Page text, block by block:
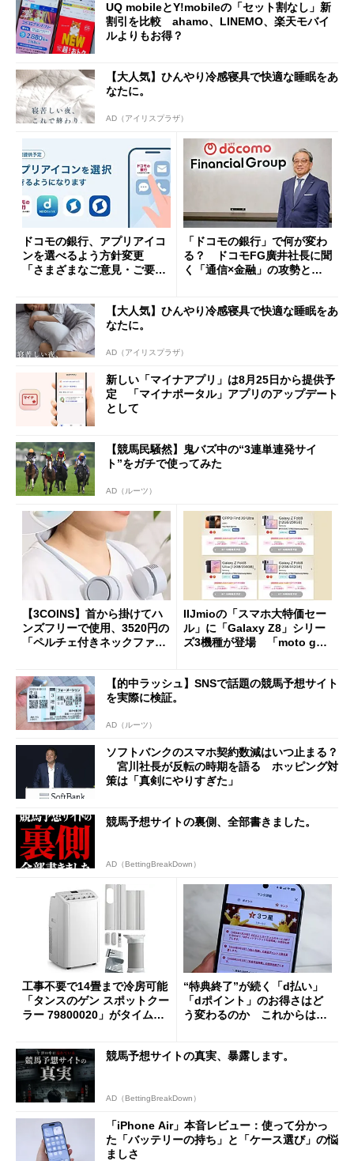
UQ mobileとY!mobileの「セット割なし」新
割引を比較 ahamo、LINEMO、楽天モバイ
ルよりもお得？
【大人気】ひんやり冷感寝具で快適な睡眠をあ
なたに。
AD（アイリスプラザ）
ドコモの銀行、アプリアイコ
ンを選べるよう方針変更
「さまざまなご意見・ご要望
「ドコモの銀行」で何が変わ
る？ ドコモFG廣井社長に聞
く「通信×金融」の攻勢とグ
【大人気】ひんやり冷感寝具で快適な睡眠をあ
なたに。
AD（アイリスプラザ）
新しい「マイナアプリ」は8月25日から提供予
定 「マイナポータル」アプリのアップデート
として
【競馬民騒然】鬼バズ中の“3連単連発サイ
ト”をガチで使ってみた
AD（ルーツ）
【3COINS】首から掛けてハ
ンズフリーで使用、3520円の
「ペルチェ付きネックファ
IIJmioの「スマホ大特価セー
ル」に「Galaxy Z8」シリー
ズ3機種が登場 「moto g37
【的中ラッシュ】SNSで話題の競馬予想サイト
を実際に検証。
AD（ルーツ）
ソフトバンクのスマホ契約数減はいつ止まる？
宮川社長が反転の時期を語る ホッピング対
策は「真剣にやりすぎた」
競馬予想サイトの裏側、全部書きました。
AD（BettingBreakDown）
工事不要で14畳まで冷房可能
「タンスのゲン スポットクー
ラー 79800020」がタイムセ
“特典終了”が続く「d払い」
「dポイント」のお得さはど
う変わるのか これからは
競馬予想サイトの真実、暴露します。
AD（BettingBreakDown）
「iPhone Air」本音レビュー：使って分かっ
た「バッテリーの持ち」と「ケース選び」の悩
ましさ